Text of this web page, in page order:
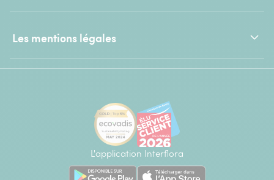
Les mentions légales
L'application Interflora